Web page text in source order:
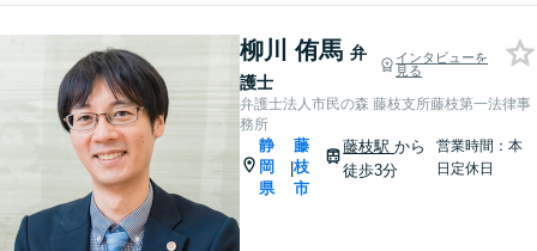
柳川 侑馬 弁
護士
インタビューを
見る
弁護士法人市民の森 藤枝支所藤枝第一法律事
務所
静
岡
県
|
藤
枝
市
藤枝駅から
徒歩3分
営業時間：本
日定休日